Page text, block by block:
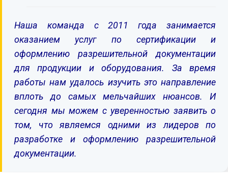
Наша команда с 2011 года занимается
оказанием услуг по сертификации и
оформлению разрешительной документации
для продукции и оборудования. За время
работы нам удалось изучить это направление
вплоть до самых мельчайших нюансов. И
сегодня мы можем с уверенностью заявить о
том, что являемся одними из лидеров по
разработке и оформлению разрешительной
документации.